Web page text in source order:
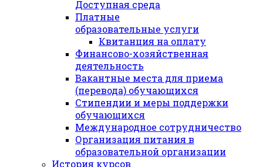
Доступная среда
Платные
образовательные услуги
Квитанция на оплату
Финансово-хозяйственная
деятельность
Вакантные места для приема
(перевода) обучающихся
Стипендии и меры поддержки
обучающихся
Международное сотрудничество
Организация питания в
образовательной организации
История курсов